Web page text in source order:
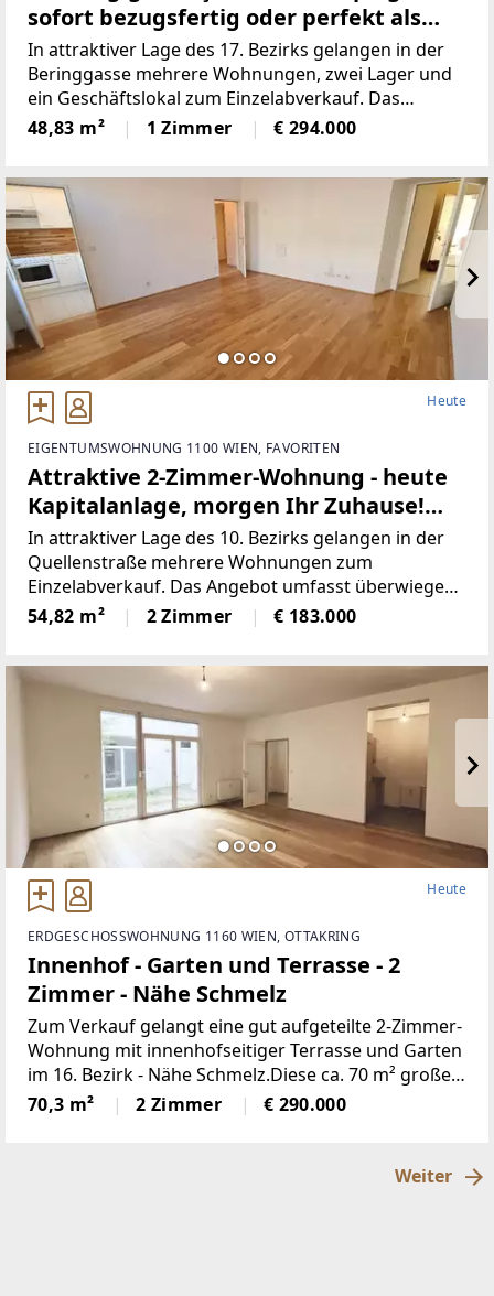
sofort bezugsfertig oder perfekt als
Anlage!
In attraktiver Lage des 17. Bezirks gelangen in der
Beringgasse mehrere Wohnungen, zwei Lager und
ein Geschäftslokal zum Einzelabverkauf. Das
Angebot umfasst überwiegend befristet und
unfristet vermietete sowie einige leerstehende
48,83 m² 1 Zimmer € 294.000
Heute
EIGENTUMSWOHNUNG 1100 WIEN, FAVORITEN
Attraktive 2-Zimmer-Wohnung - heute
Kapitalanlage, morgen Ihr Zuhause!
Befristet vermietet
In attraktiver Lage des 10. Bezirks gelangen in der
Quellenstraße mehrere Wohnungen zum
Einzelabverkauf. Das Angebot umfasst überwiegend
unbefristet und befristet vermietete sowie einige
leerstehende Einheiten mit Wohnflächen von ca. 15
54,82 m² 2 Zimmer € 183.000
Heute
ERDGESCHOSSWOHNUNG 1160 WIEN, OTTAKRING
Innenhof - Garten und Terrasse - 2
Zimmer - Nähe Schmelz
Zum Verkauf gelangt eine gut aufgeteilte 2-Zimmer-
Wohnung mit innenhofseitiger Terrasse und Garten
im 16. Bezirk - Nähe Schmelz.Diese ca. 70 m² große
Wohnung liegt im Erdgeschoß (Innenhof) eines
gepflegten
70,3 m² 2 Zimmer € 290.000
Weiter